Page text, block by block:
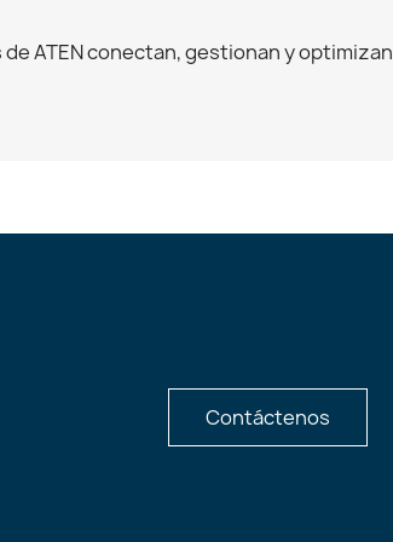
ATEN conectan, gestionan y optimizan
Contáctenos